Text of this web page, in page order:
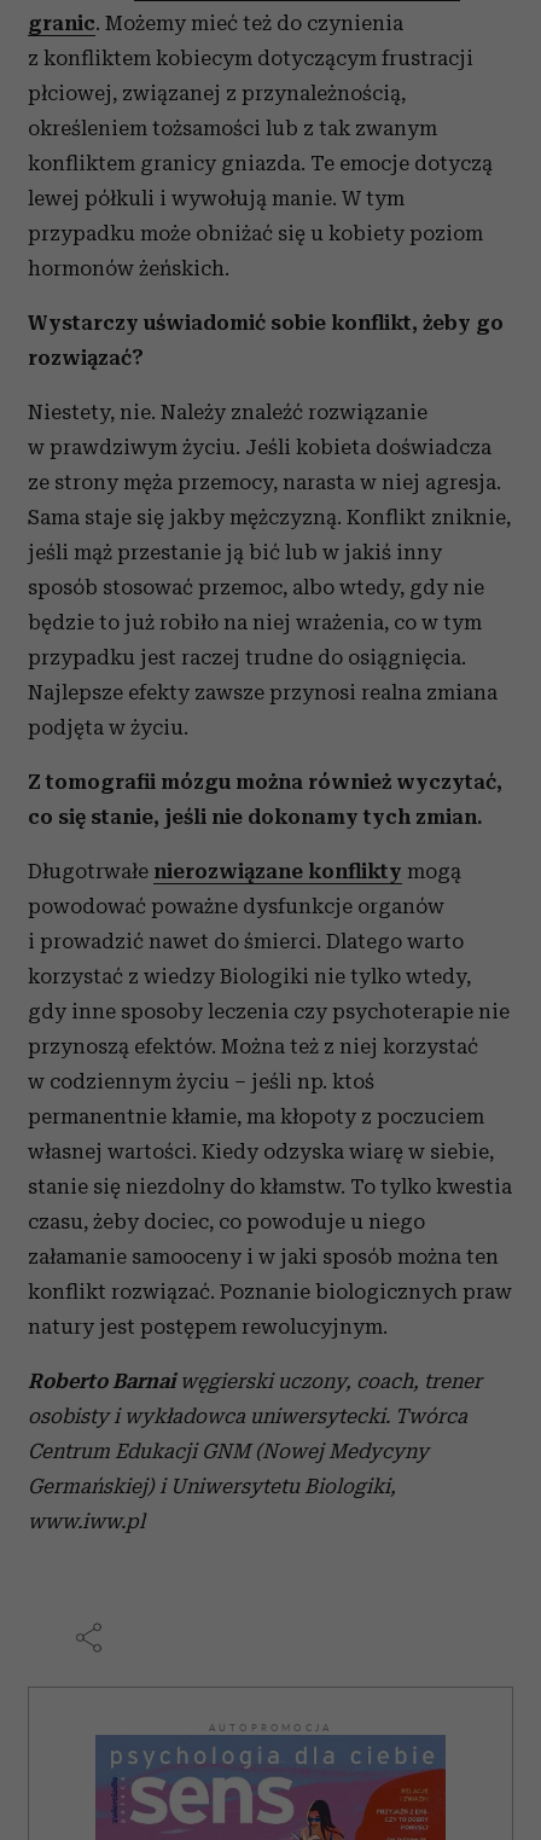
korzystania z ich usług.
granic. Możemy mieć też do czynienia
z konfliktem kobiecym dotyczącym frustracji
płciowej, związanej z przynależnością,
określeniem tożsamości lub z tak zwanym
konfliktem granicy gniazda. Te emocje dotyczą
lewej półkuli i wywołują manie. W tym
przypadku może obniżać się u kobiety poziom
hormonów żeńskich.
Wystarczy uświadomić sobie konflikt, żeby go
rozwiązać?
Niestety, nie. Należy znaleźć rozwiązanie
w prawdziwym życiu. Jeśli kobieta doświadcza
ze strony męża przemocy, narasta w niej agresja.
Sama staje się jakby mężczyzną. Konflikt zniknie,
jeśli mąż przestanie ją bić lub w jakiś inny
sposób stosować przemoc, albo wtedy, gdy nie
będzie to już robiło na niej wrażenia, co w tym
przypadku jest raczej trudne do osiągnięcia.
Najlepsze efekty zawsze przynosi realna zmiana
podjęta w życiu.
Z tomografii mózgu można również wyczytać,
co się stanie, jeśli nie dokonamy tych zmian.
Długotrwałe nierozwiązane konflikty mogą
powodować poważne dysfunkcje organów
i prowadzić nawet do śmierci. Dlatego warto
korzystać z wiedzy Biologiki nie tylko wtedy,
gdy inne sposoby leczenia czy psychoterapie nie
przynoszą efektów. Można też z niej korzystać
w codziennym życiu – jeśli np. ktoś
permanentnie kłamie, ma kłopoty z poczuciem
własnej wartości. Kiedy odzyska wiarę w siebie,
stanie się niezdolny do kłamstw. To tylko kwestia
czasu, żeby dociec, co powoduje u niego
załamanie samooceny i w jaki sposób można ten
konflikt rozwiązać. Poznanie biologicznych praw
natury jest postępem rewolucyjnym.
Roberto Barnaiwęgierski uczony, coach, trener
osobisty i wykładowca uniwersytecki. Twórca
Centrum Edukacji GNM (Nowej Medycyny
Germańskiej) i Uniwersytetu Biologiki,
www.iww.pl
AUTOPROMOCJA